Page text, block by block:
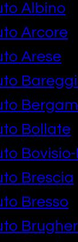
Albino
Arcore
Arese
Bollate
Brescia
Bresso